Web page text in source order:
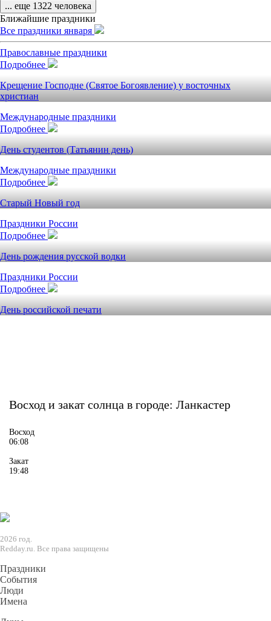
... еще 1322 человека
Ближайшие праздники
Все праздники января
Православные праздники
Подробнее
Крещение Господне (Святое Богоявление) у восточных
христиан
Международные праздники
Подробнее
День студентов (Татьянин день)
Международные праздники
Подробнее
Старый Новый год
Праздники России
Подробнее
День рождения русской водки
Праздники России
Подробнее
День российской печати
Восход и закат солнца в городе: Ланкастер
Восход
06:08
Закат
19:48
2026 год.
Redday.ru. Все права защищены
Праздники
События
Люди
Имена